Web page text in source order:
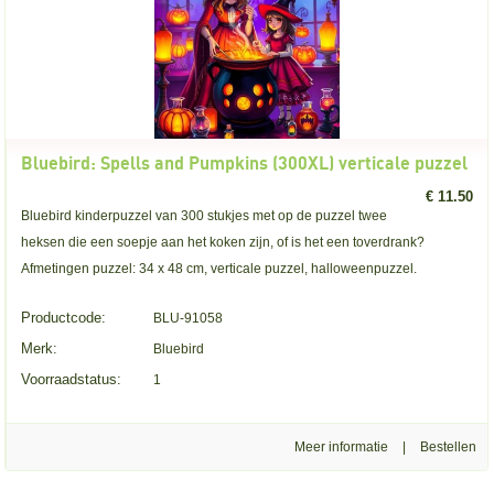
Bluebird: Spells and Pumpkins (300XL) verticale puzzel
€ 11.50
Bluebird kinderpuzzel van 300 stukjes met op de puzzel twee
heksen die een soepje aan het koken zijn, of is het een toverdrank?
Afmetingen puzzel: 34 x 48 cm, verticale puzzel, halloweenpuzzel.
Productcode: BLU-91058
Merk: Bluebird
Voorraadstatus: 1
Meer informatie